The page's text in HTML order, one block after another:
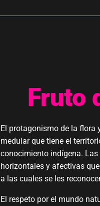
Fruto
El protagonismo de la flora
medular que tiene el
conocimiento indígena.
horizontales y afectivas
a las cuales se les
El respeto por el mundo